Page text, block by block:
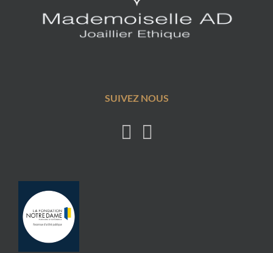
SUIVEZ NOUS